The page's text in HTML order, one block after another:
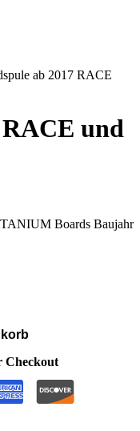
ab 2017 RACE
und
Boards Baujahr
Checkout